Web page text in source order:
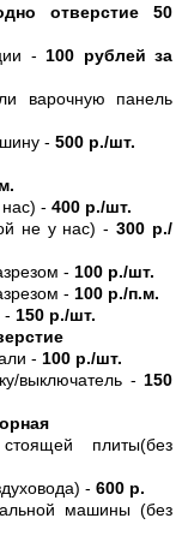
отверстие 50
- 100 рублей за
варочную панель
- 500 р./шт.
- 400 р./шт.
не у нас) -300 р./
- 100 р./шт.
- 100 р./п.м.
- 150 р./шт.
- 100 р./шт.
выключатель - 150
плиты(без
- 600 р.
машины (без